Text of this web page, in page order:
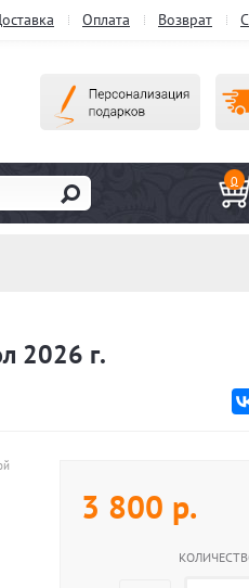
Оплата Возврат
0
2026 г.
3 800 р.